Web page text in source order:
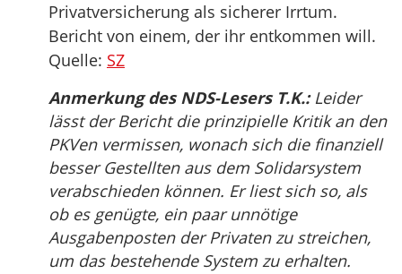
Privatversicherung als sicherer Irrtum.
Bericht von einem, der ihr entkommen will.
Quelle: SZ
Anmerkung des NDS-Lesers T.K.:Leider
lässt der Bericht die prinzipielle Kritik an den
PKVen vermissen, wonach sich die finanziell
besser Gestellten aus dem Solidarsystem
verabschieden können. Er liest sich so, als
ob es genügte, ein paar unnötige
Ausgabenposten der Privaten zu streichen,
um das bestehende System zu erhalten.